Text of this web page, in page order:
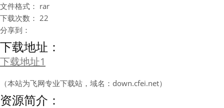
文件格式： rar
下载次数： 22
分享到：
下载地址：
下载地址1
（本站为飞网专业下载站，域名：down.cfei.net）
资源简介：